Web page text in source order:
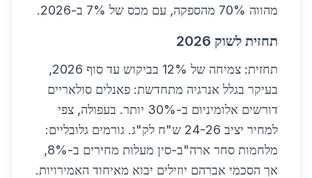
מהווה 70% מהספקה, עם מכס של 7% ב-2026.
תחזית לשוק 2026
תחזית: צמיחה של 12% בביקוש עד סוף 2026,
בעיקר בגלל אנרגיה מתחדשת: פאנלים סולאריים
דורשים אלומיניום ב-30% יותר. בעפולה, צפי
למחיר יציב 24-26 ש"ח לק"ג. גורמים גלובליים:
מלחמות סחר ארה"ב-סין מעלות מחירים ב-8%,
אך הסכמי אברהם יוזילים יבוא מאיחוד האמירויות.